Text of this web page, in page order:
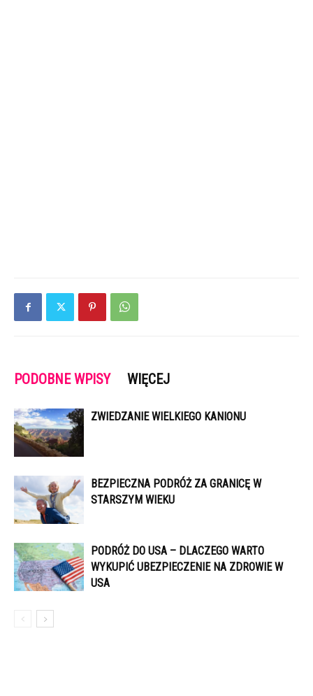
PODOBNE WPISY WIĘCEJ
ZWIEDZANIE WIELKIEGO KANIONU
BEZPIECZNA PODRÓŻ ZA GRANICĘ W
STARSZYM WIEKU
PODRÓŻ DO USA – DLACZEGO WARTO
WYKUPIĆ UBEZPIECZENIE NA ZDROWIE W
USA